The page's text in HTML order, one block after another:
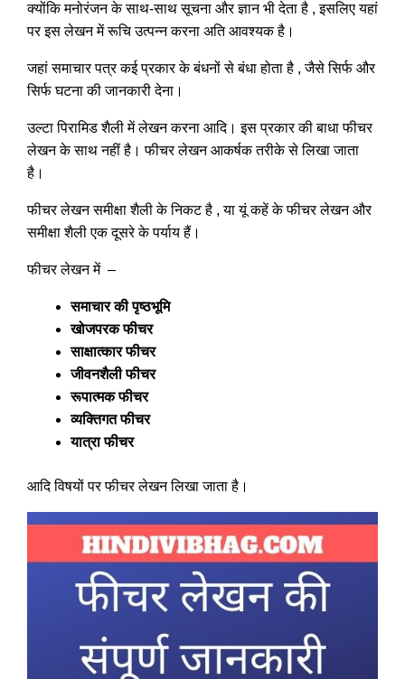
क्योंकि मनोरंजन के साथ-साथ सूचना और ज्ञान भी देता है , इसलिए यहां
पर इस लेखन में रूचि उत्पन्न करना अति आवश्यक है।
जहां समाचार पत्र कई प्रकार के बंधनों से बंधा होता है , जैसे सिर्फ और
सिर्फ घटना की जानकारी देना।
उल्टा पिरामिड शैली में लेखन करना आदि। इस प्रकार की बाधा फीचर
लेखन के साथ नहीं है। फीचर लेखन आकर्षक तरीके से लिखा जाता
है।
फीचर लेखन समीक्षा शैली के निकट है , या यूं कहें के फीचर लेखन और
समीक्षा शैली एक दूसरे के पर्याय हैं।
फीचर लेखन में –
समाचार की पृष्ठभूमि
खोजपरक फीचर
साक्षात्कार फीचर
जीवनशैली फीचर
रूपात्मक फीचर
व्यक्तिगत फीचर
यात्रा फीचर
आदि विषयों पर फीचर लेखन लिखा जाता है।